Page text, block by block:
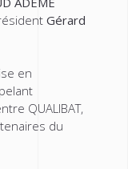
Gérard
en
QUALIBAT,
du